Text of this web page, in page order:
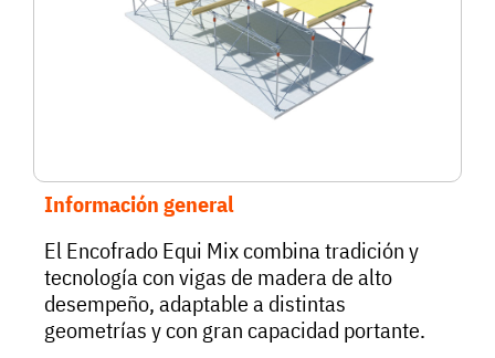
Información general
El Encofrado Equi Mix combina tradición y
tecnología con vigas de madera de alto
desempeño, adaptable a distintas
geometrías y con gran capacidad portante.